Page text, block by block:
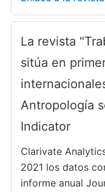
La revista
sitúa en
Antropología
Indicator
Clarivate
2021 los datos
informe anual